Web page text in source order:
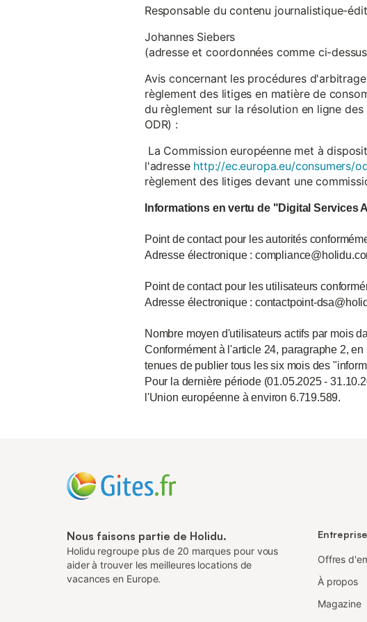
Responsable du contenu journalistique-
Johannes Siebers
(adresse et coordonnées comme ci-
Avis concernant les procédures
règlement des litiges en matière de
du règlement sur la résolution en ligne
ODR) :
La Commission européenne met à
l'adresse http://ec.europa.eu/consumers/
règlement des litiges devant une
Informations en vertu de "Digital Services
Point de contact pour les autorités
Adresse électronique :
Point de contact pour les utilisateurs
Adresse électronique : contactpoint-
Nombre moyen d'utilisateurs actifs par mois
Conformément à l'article 24, paragraphe 2,
tenues de publier tous les six mois des
Pour la dernière période (01.05.2025 -
l'Union européenne à environ 6.719.589.
Nous faisons partie de Holidu.
Holidu regroupe plus de 20 marques pour vous
aider à trouver les meilleures locations de
vacances en Europe.
Entreprise
Offres
À propos
Magazine